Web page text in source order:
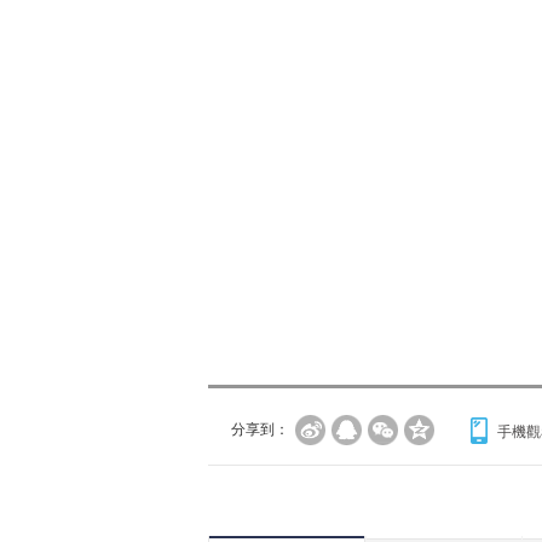
分享到： 手機